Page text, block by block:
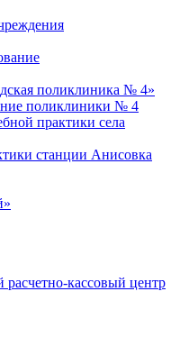
поликлиника № 4»
поликлиники № 4
практики села
станции Анисовка